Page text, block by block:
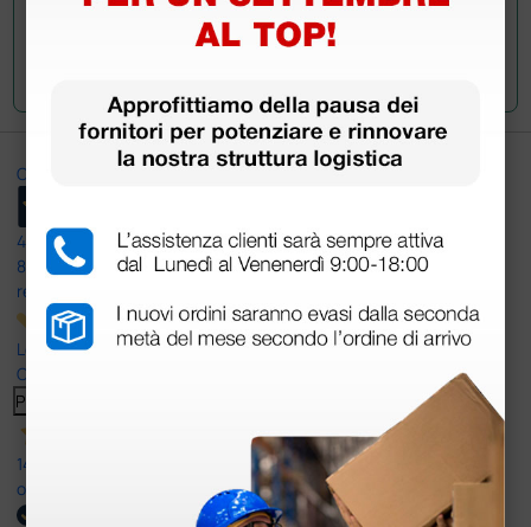
Ottimo
4,6
/5
8.330
recensioni
Le nostre recensioni a 4 e 5 stelle.
Clicca qui per leggerle tutte >
Precedente
14 Luglio 2026
ottima